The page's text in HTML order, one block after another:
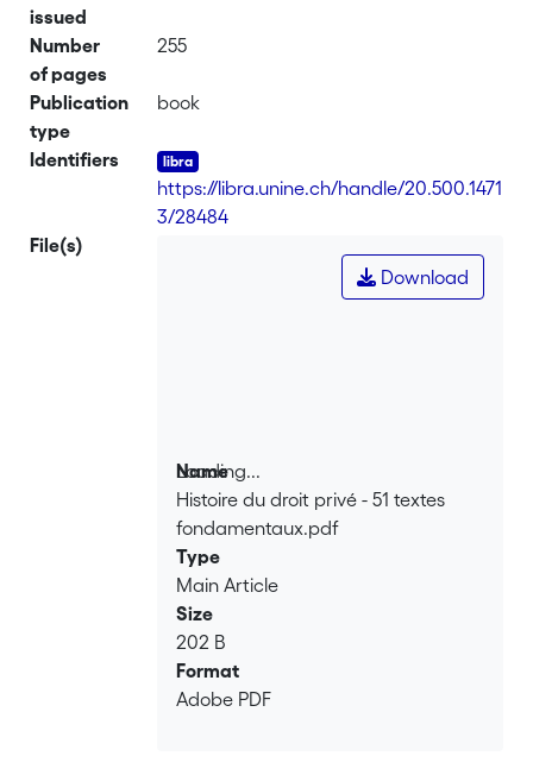
issued
Number
of pages
255
Publication
type
book
Identifiers
https://libra.unine.ch/handle/20.500.1471
3/28484
File(s)
Loading...
Loading...
Download
Name
Histoire du droit privé - 51 textes
fondamentaux.pdf
Type
Main Article
Size
202 B
Format
Adobe PDF